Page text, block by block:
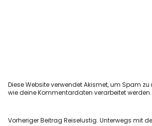
Diese Website verwendet Akismet, um Spam
wie deine Kommentardaten verarbeitet werden.
Vorheriger Beitrag Reiselustig. Unterwegs mit